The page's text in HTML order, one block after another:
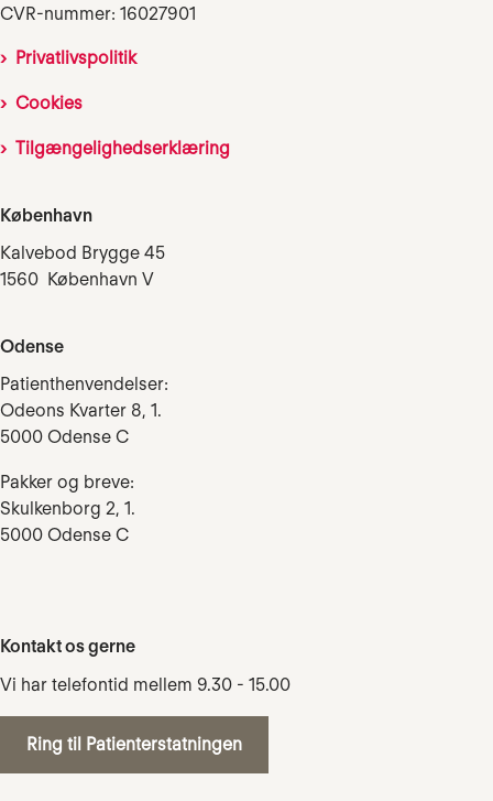
CVR-nummer: 16027901
Privatlivspolitik
Cookies
Tilgængelighedserklæring
København
Kalvebod Brygge 45
1560 København V
Odense
Patienthenvendelser:
Odeons Kvarter 8, 1.
5000 Odense C
Pakker og breve:
Skulkenborg 2, 1.
5000 Odense C
Kontakt os gerne
Vi har telefontid mellem 9.30 - 15.00
Ring til Patienterstatningen